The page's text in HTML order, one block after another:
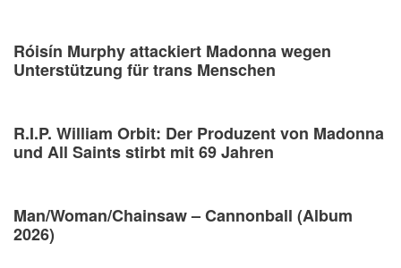
Róisín Murphy attackiert Madonna wegen
Unterstützung für trans Menschen
R.I.P. William Orbit: Der Produzent von Madonna
und All Saints stirbt mit 69 Jahren
Man/Woman/Chainsaw – Cannonball (Album
2026)